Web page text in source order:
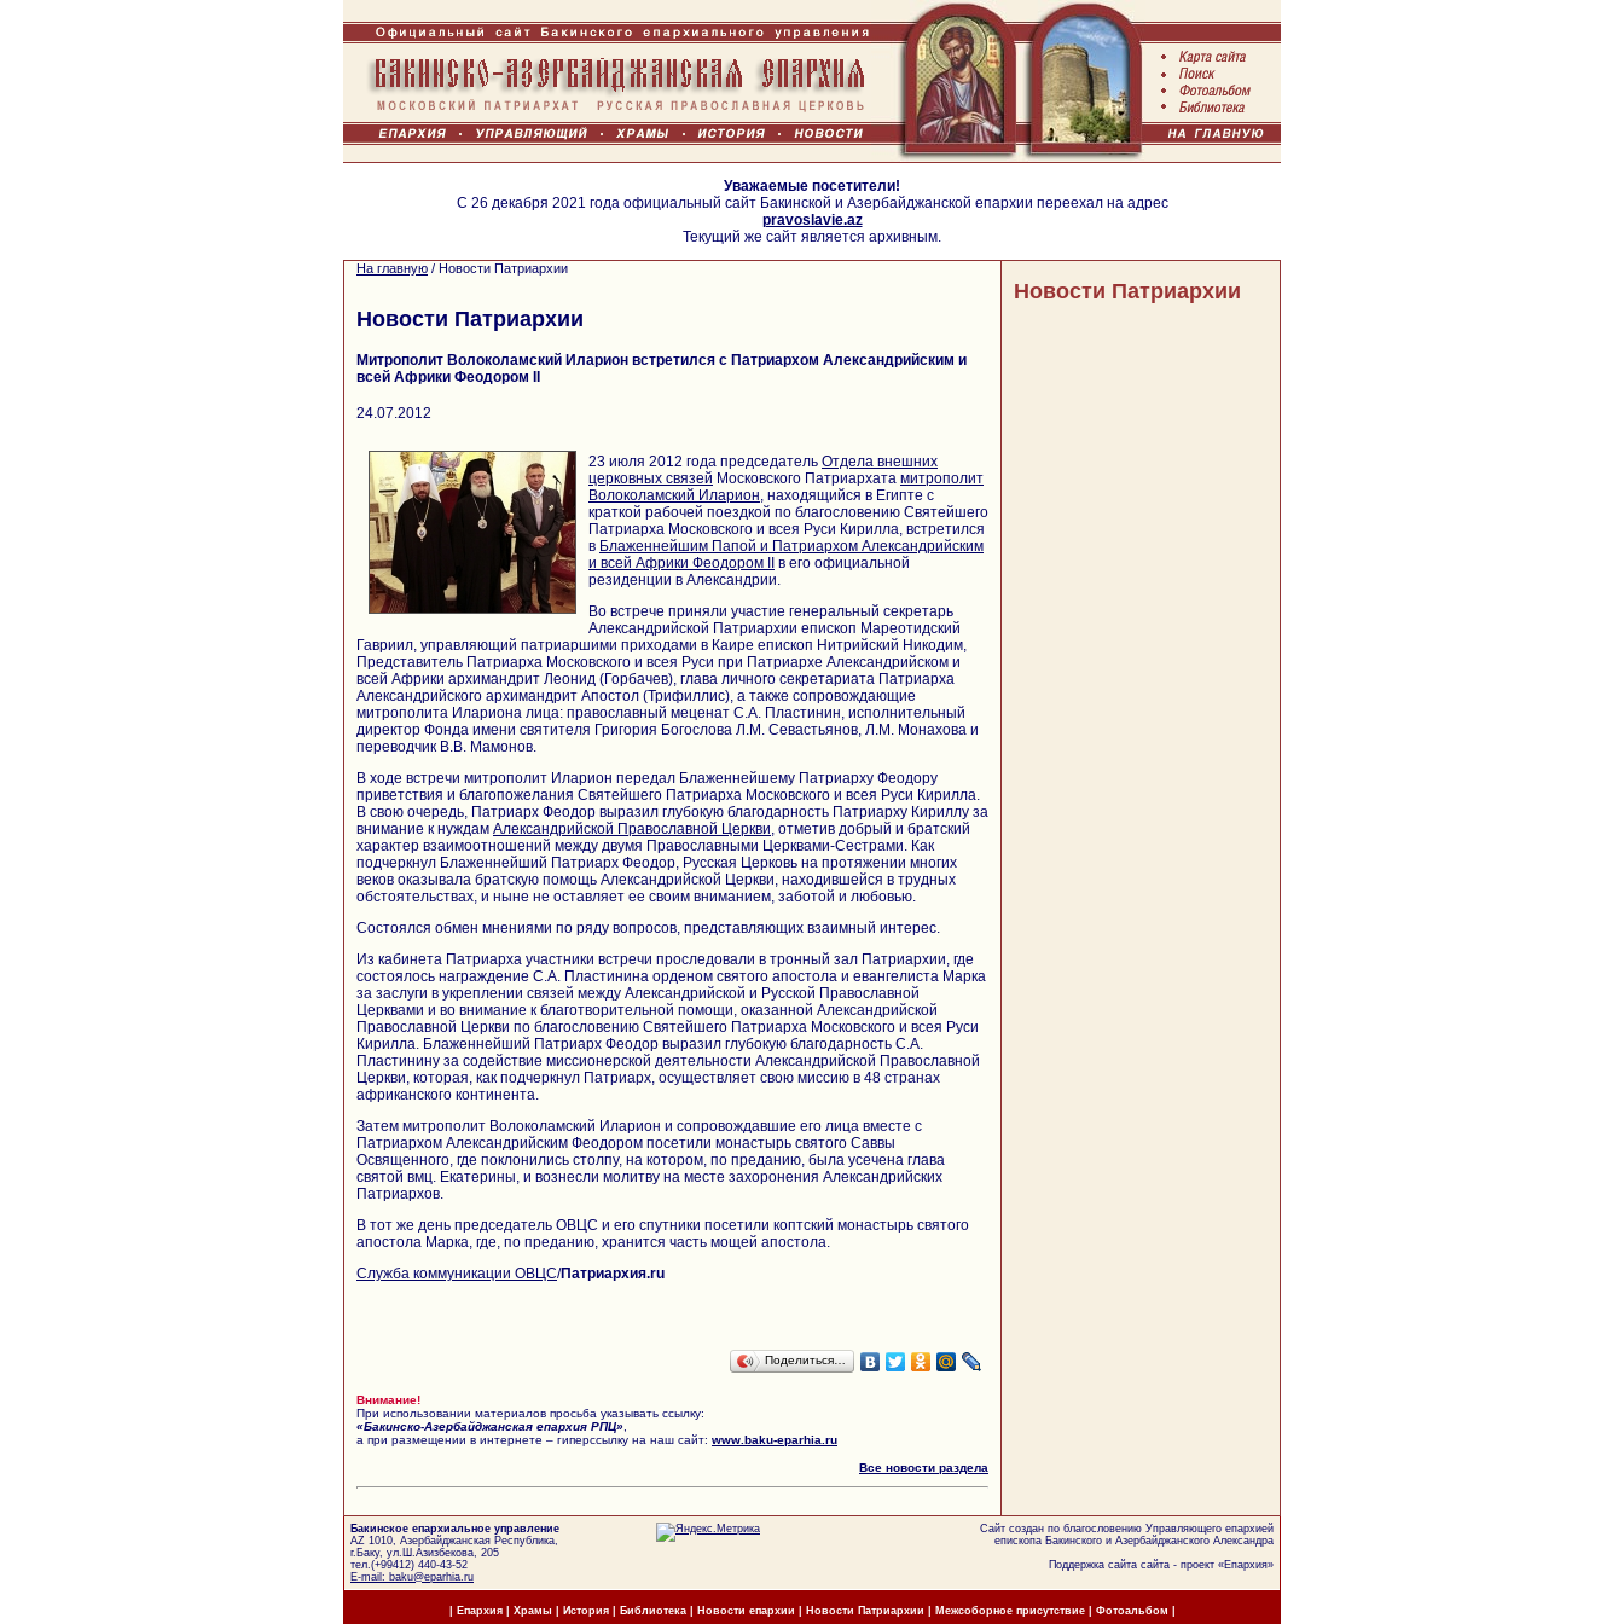
Уважаемые посетители!
С 26 декабря 2021 года официальный сайт Бакинской и Азербайджанской епархии переехал на адрес
pravoslavie.az
Текущий же сайт является архивным.
На главную / Новости Патриархии
Новости Патриархии
Митрополит Волоколамский Иларион встретился с Патриархом Александрийским и
всей Африки Феодором II
24.07.2012
23 июля 2012 года председатель Отдела внешних
церковных связей Московского Патриархата митрополит
Волоколамский Иларион, находящийся в Египте с
краткой рабочей поездкой по благословению Святейшего
Патриарха Московского и всея Руси Кирилла, встретился
в Блаженнейшим Папой и Патриархом Александрийским
и всей Африки Феодором II
в его официальной
резиденции в Александрии.
Во встрече приняли участие генеральный секретарь
Александрийской Патриархии епископ Мареотидский
Гавриил, управляющий патриаршими приходами в Каире епископ Нитрийский Никодим,
Представитель Патриарха Московского и всея Руси при Патриархе Александрийском и
всей Африки архимандрит Леонид (Горбачев), глава личного секретариата Патриарха
Александрийского архимандрит Апостол (Трифиллис), а также сопровождающие
митрополита Илариона лица: православный меценат С.А. Пластинин, исполнительный
директор Фонда имени святителя Григория Богослова Л.М. Севастьянов, Л.М. Монахова и
переводчик В.В. Мамонов.
В ходе встречи митрополит Иларион передал Блаженнейшему Патриарху Феодору
приветствия и благопожелания Святейшего Патриарха Московского и всея Руси Кирилла.
В свою очередь, Патриарх Феодор выразил глубокую благодарность Патриарху Кириллу за
внимание к нуждам Александрийской Православной Церкви, отметив добрый и братский
характер взаимоотношений между двумя Православными Церквами-Сестрами. Как
подчеркнул Блаженнейший Патриарх Феодор, Русская Церковь на протяжении многих
веков оказывала братскую помощь Александрийской Церкви, находившейся в трудных
обстоятельствах, и ныне не оставляет ее своим вниманием, заботой и любовью.
Состоялся обмен мнениями по ряду вопросов, представляющих взаимный интерес.
Из кабинета Патриарха участники встречи проследовали в тронный зал Патриархии, где
состоялось награждение С.А. Пластинина орденом святого апостола и евангелиста Марка
за заслуги в укреплении связей между Александрийской и Русской Православной
Церквами и во внимание к благотворительной помощи, оказанной Александрийской
Православной Церкви по благословению Святейшего Патриарха Московского и всея Руси
Кирилла. Блаженнейший Патриарх Феодор выразил глубокую благодарность С.А.
Пластинину за содействие миссионерской деятельности Александрийской Православной
Церкви, которая, как подчеркнул Патриарх, осуществляет свою миссию в 48 странах
африканского континента.
Затем митрополит Волоколамский Иларион и сопровождавшие его лица вместе с
Патриархом Александрийским Феодором посетили монастырь святого Саввы
Освященного, где поклонились столпу, на котором, по преданию, была усечена глава
святой вмц. Екатерины, и вознесли молитву на месте захоронения Александрийских
Патриархов.
В тот же день председатель ОВЦС и его спутники посетили коптский монастырь святого
апостола Марка, где, по преданию, хранится часть мощей апостола.
Служба коммуникации ОВЦС/Патриархия.ru
Поделиться…
Внимание!
При использовании материалов просьба указывать ссылку:
«Бакинско-Азербайджанская епархия РПЦ»
а при размещении в интернете – гиперссылку на наш сайт: www.baku-eparhia.ru
Все новости раздела
Новости Патриархии
Бакинское епархиальное управление
AZ 1010, Азербайджанская Республика,
г.Баку, ул.Ш.Азизбекова, 205
тел.(+99412) 440-43-52
E-mail: baku@eparhia.ru
Сайт создан по благословению Управляющего епархией
епископа Бакинского и Азербайджанского Александра
Поддержка сайта сайта - проект «Епархия»
Епархия| Храмы История| Библиотека Новости епархии Новости Патриархии Межсоборное присутствие| Фотоальбом